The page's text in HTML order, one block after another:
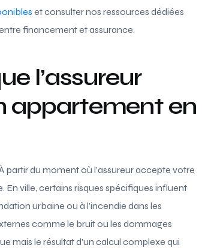
et consulter nos ressources dédiées
financement et assurance.
l’assureur
appartement en
partir du moment où l’assureur accepte votre
En ville, certains risques spécifiques influent
urbaine ou à l’incendie dans les
comme le bruit ou les dommages
mais le résultat d’un calcul complexe qui